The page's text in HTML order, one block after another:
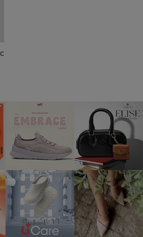
mềm mại
chống trượt